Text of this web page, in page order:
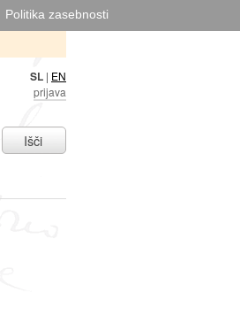
Politika zasebnosti
SL | EN
prijava
Išči